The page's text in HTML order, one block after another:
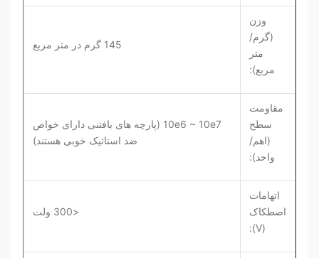
وزن
(گرم/
متر
مربع):
145 گرم در متر مربع
مقاومت
سطح
(اهم/
واحد):
10e6 ~ 10e7 (پارچه های بافتنی دارای خواص
ضد استاتیک خوبی هستند)
اتهامات
اصطکاک
(V):
<300 ولت